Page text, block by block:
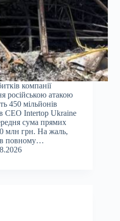
компанії
російською атакою
450 мільйонів
CEO Intertop Ukraine
сума прямих
млн грн. На жаль,
в повному…